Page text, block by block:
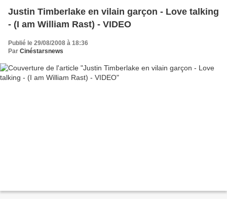
Justin Timberlake en vilain garçon - Love talking
- (I am William Rast) - VIDEO
Publié le 29/08/2008 à 18:36
Par Cinéstarsnews